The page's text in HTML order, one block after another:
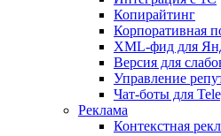
Копирайтинг
Корпоративная
XML-фид для
Версия для
Управление
Чат-боты для
Реклама
Контекстная